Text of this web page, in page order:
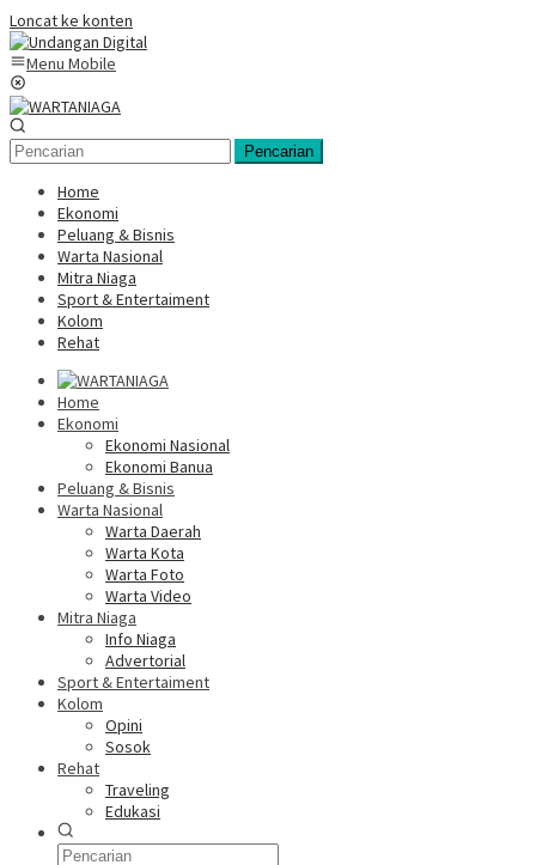
Loncat ke konten
Menu Mobile
Pencarian
Home
Ekonomi
Peluang & Bisnis
Warta Nasional
Mitra Niaga
Sport & Entertaiment
Kolom
Rehat
Home
Ekonomi
Ekonomi Nasional
Ekonomi Banua
Peluang & Bisnis
Warta Nasional
Warta Daerah
Warta Kota
Warta Foto
Warta Video
Mitra Niaga
Info Niaga
Advertorial
Sport & Entertaiment
Kolom
Opini
Sosok
Rehat
Traveling
Edukasi